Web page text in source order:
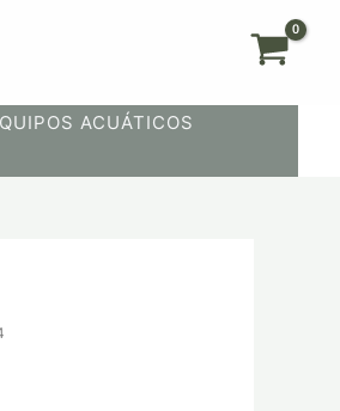
ACUÁTICOS